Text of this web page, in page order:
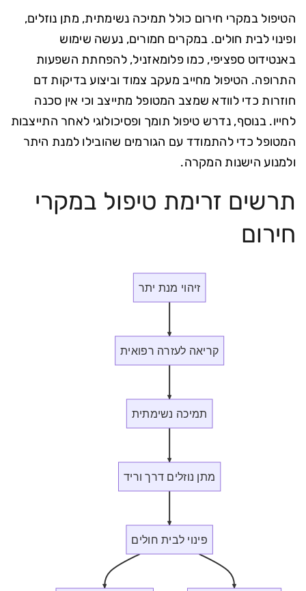
הטיפול במקרי חירום כולל תמיכה נשימתית, מתן נוזלים,
ופינוי לבית חולים. במקרים חמורים, נעשה שימוש
באנטידוט ספציפי, כמו פלומאזניל, להפחתת השפעות
התרופה. הטיפול מחייב מעקב צמוד וביצוע בדיקות דם
חוזרות כדי לוודא שמצב המטופל מתייצב וכי אין סכנה
לחייו. בנוסף, נדרש טיפול תומך ופסיכולוגי לאחר התייצבות
המטופל כדי להתמודד עם הגורמים שהובילו למנת היתר
ולמנוע הישנות המקרה.
תרשים זרימת טיפול במקרי
חירום
זיהוי מנת יתר
קריאה לעזרה רפואית
תמיכה נשימתית
מתן נוזלים דרך וריד
פינוי לבית חולים